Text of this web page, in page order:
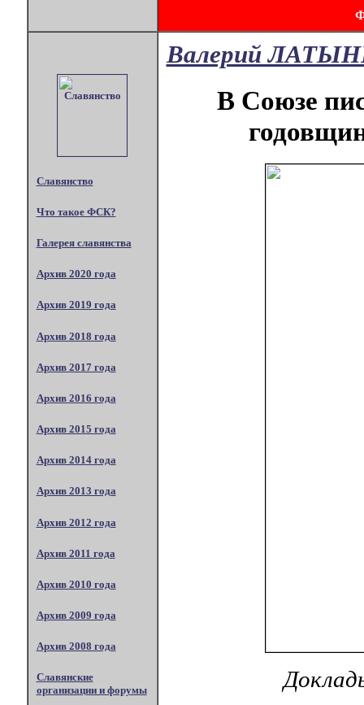
Славянство
Что такое ФСК?
Галерея славянства
Архив 2020 года
Архив 2019 года
Архив 2018 года
Архив 2017 года
Архив 2016 года
Архив 2015 года
Архив 2014 года
Архив 2013 года
Архив 2012 года
Архив 2011 года
Архив 2010 года
Архив 2009 года
Архив 2008 года
Славянские
организации и форумы
Валерий
В Союзе